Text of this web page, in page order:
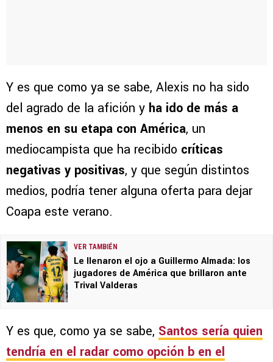
Y es que como ya se sabe, Alexis no ha sido
del agrado de la afición y ha ido de más a
menos en su etapa con América, un
mediocampista que ha recibido críticas
negativas y positivas, y que según distintos
medios, podría tener alguna oferta para dejar
Coapa este verano.
VER TAMBIÉN
Le llenaron el ojo a Guillermo Almada: los
jugadores de América que brillaron ante
Trival Valderas
Y es que, como ya se sabe, Santos sería quien
tendría en el radar como opción b en el